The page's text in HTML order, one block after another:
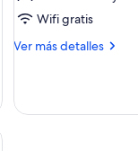
Menguante
Wifi gratis
Ver más detalles
Más
Menguante